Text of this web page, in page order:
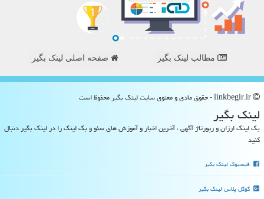
مطالب لینک بگیر صفحه اصلی لینک بگیر
لینك بگیر
بک لینک ارزان و رپورتاژ آگهی ، آخرین اخبار و آموزش های سئو و بک لینک را در لینک بگیر دنبال
کنید
فیسبوک لینک بگیر
گوگل پلاس لینک بگیر